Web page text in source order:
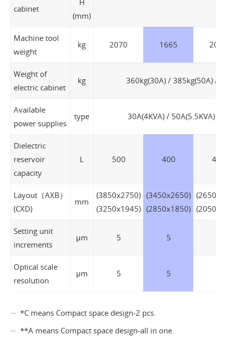
cabinet
H
(mm)
Machine tool
weight
kg 2070 1665
Weight of
electric cabinet
kg 360kg(30A) / 385kg(50A) /
Available
power supplies
type 30A(4KVA) / 50A(5.5KVA) /
Dielectric
reservoir
capacity
L 500 400 400
Layout（AXB）
(CXD)
mm
(3850x2750)
(3250x1945)
(3450x2650)
(2850x1850)
Setting unit
increments
μm 5 5
Optical scale
resolution
μm 5 5
*C means Compact space design-2 pcs.
**A means Compact space design-all in one.